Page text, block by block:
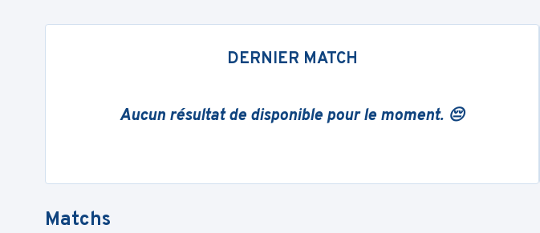
DERNIER MATCH
Aucun résultat de disponible pour le moment. 😔
Matchs